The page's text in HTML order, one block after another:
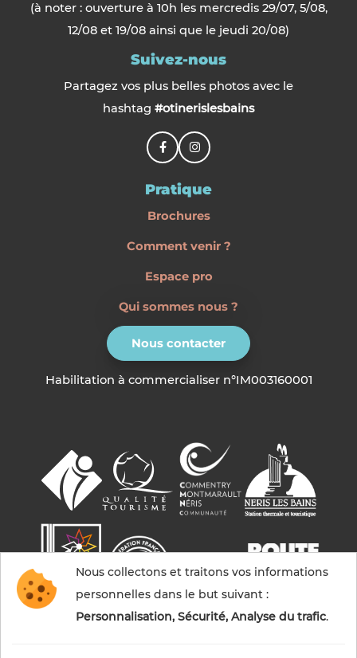
(à noter : ouverture à 10h les mercredis 29/07, 5/08,
12/08 et 19/08 ainsi que le jeudi 20/08)
Suivez-nous
Partagez vos plus belles photos avec le
hashtag #otinerislesbains
Pratique
Brochures
Comment venir ?
Espace pro
Qui sommes nous ?
Nous contacter
Habilitation à commercialiser n°IM003160001
Nous collectons et traitons vos informations
personnelles dans le but suivant :
Personnalisation, Sécurité, Analyse du trafic.